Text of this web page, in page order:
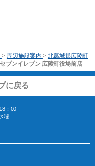
> 周辺施設案内 > 北葛城郡広陵町
セブンイレブン 広陵町役場前店
に戻る
：00
曜